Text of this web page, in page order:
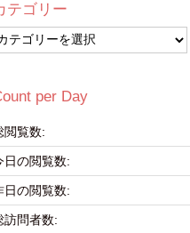
テゴリー
per Day
閲覧数:
日の閲覧数:
日の閲覧数:
訪問者数: